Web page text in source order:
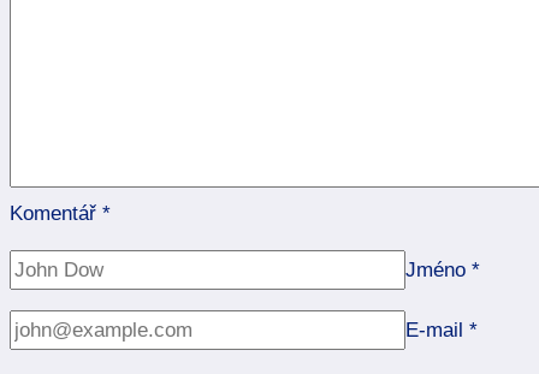
Komentář *
Jméno *
E-mail *